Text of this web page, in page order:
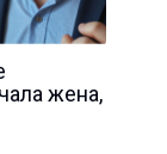
жена,